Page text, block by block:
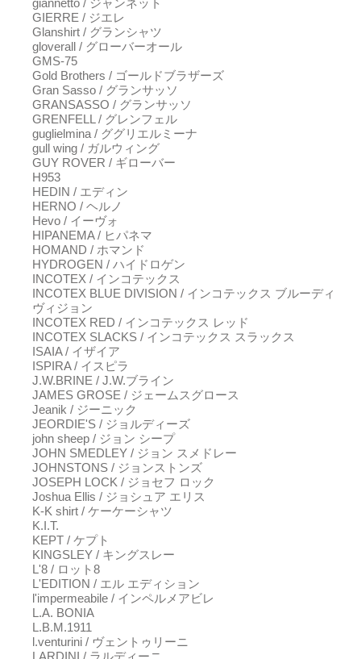
giannetto / ジャンネット
GIERRE / ジエレ
Glanshirt / グランシャツ
gloverall / グローバーオール
GMS-75
Gold Brothers / ゴールドブラザーズ
Gran Sasso / グランサッソ
GRANSASSO / グランサッソ
GRENFELL / グレンフェル
guglielmina / ググリエルミーナ
gull wing / ガルウィング
GUY ROVER / ギローバー
H953
HEDIN / エディン
HERNO / ヘルノ
Hevo / イーヴォ
HIPANEMA / ヒパネマ
HOMAND / ホマンド
HYDROGEN / ハイドロゲン
INCOTEX / インコテックス
INCOTEX BLUE DIVISION / インコテックス ブルーディ
ヴィジョン
INCOTEX RED / インコテックス レッド
INCOTEX SLACKS / インコテックス スラックス
ISAIA / イザイア
ISPIRA / イスピラ
J.W.BRINE / J.W.ブライン
JAMES GROSE / ジェームスグロース
Jeanik / ジーニック
JEORDIE'S / ジョルディーズ
john sheep / ジョン シープ
JOHN SMEDLEY / ジョン スメドレー
JOHNSTONS / ジョンストンズ
JOSEPH LOCK / ジョセフ ロック
Joshua Ellis / ジョシュア エリス
K-K shirt / ケーケーシャツ
K.I.T.
KEPT / ケプト
KINGSLEY / キングスレー
L'8 / ロット8
L'EDITION / エル エディション
l'impermeabile / インペルメアビレ
L.A. BONIA
L.B.M.1911
l.venturini / ヴェントゥリーニ
LARDINI / ラルディーニ